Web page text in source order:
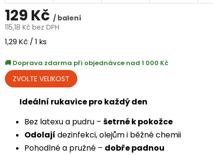
129 Kč / balení
115,18 Kč bez DPH
Měrná
1,29 Kč / 1 ks
Doprava zdarma při objednávce nad 1 000 Kč
Ideální rukavice pro každý den
Bez latexu a pudru – šetrné k pokožce
Odolají dezinfekci, olejům i běžné chemii
Pohodlné a pružné – dobře padnou